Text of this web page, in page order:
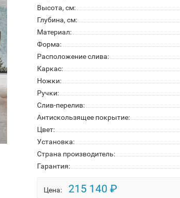
Высота, см:
Глубина, см:
Материал:
Форма:
Расположение слива:
Каркас:
Ножки:
Ручки:
Слив-перелив:
Антискользящее покрытие:
Цвет:
Установка:
Страна производитель:
Гарантия:
Цена: 215 140 ₽